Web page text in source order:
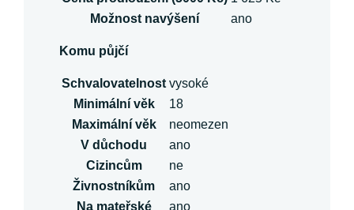
Možnost navýšení
ano
Komu půjčí
Schvalovatelnost vysoké
Minimální věk
18
Maximální věk
neomezen
V důchodu
ano
Cizincům
ne
Živnostníkům
ano
Na mateřské
ano